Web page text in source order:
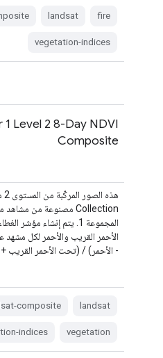
fire
landsat
vegetation-indices
Level 2 8-Day NDVI
Composite
المجموعة 1. يتم إنشاء
الأحمر القريب والأحمر لكل مشهد
- الأحمر) / (تحت الأحمر القريب +
landsat
composite
vegetation
indices